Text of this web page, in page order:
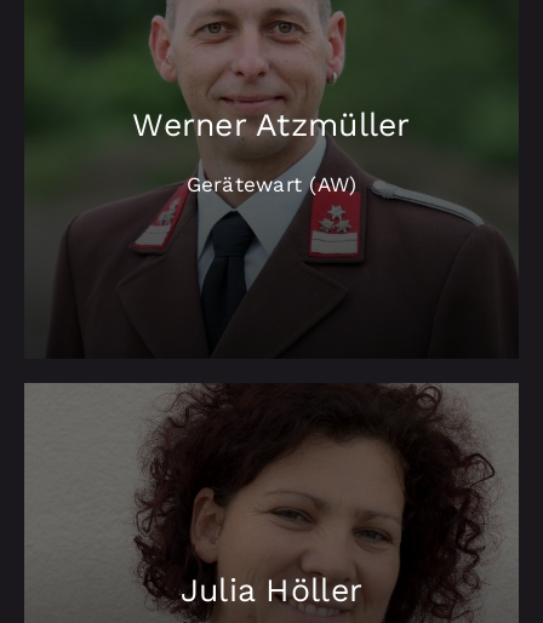
Werner Atzmüller
Gerätewart (AW)
Julia Höller